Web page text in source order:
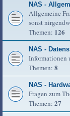
NAS -
Allgemeine
sonst
Themen: 126
NAS -
Informationen
Themen: 8
NAS -
Fragen zum
Themen: 27